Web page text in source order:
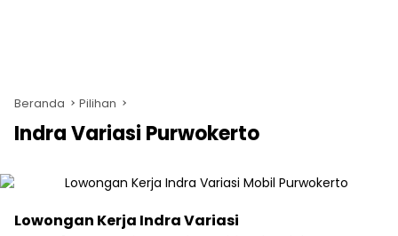
Beranda Pilihan
Indra Variasi Purwokerto
Lowongan Kerja Indra Variasi